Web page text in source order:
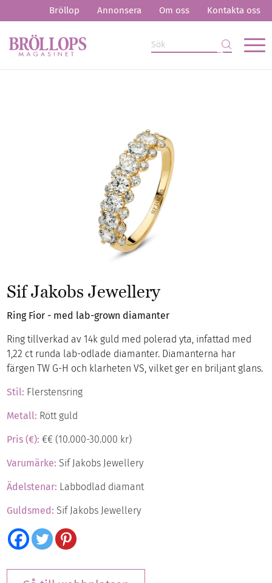
Bröllop Annonsera Om oss Kontakta oss
Sif Jakobs Jewellery
Ring Fior - med lab-grown diamanter
Ring tillverkad av 14k guld med polerad yta, infattad med
1,22 ct runda lab-odlade diamanter. Diamanterna har
färgen TW G-H och klarheten VS, vilket ger en briljant glans.
Stil: Flerstensring
Metall: Rött guld
Pris (€):€€ (10.000-30.000 kr)
Varumärke:Sif Jakobs Jewellery
Ädelstenar: Labbodlad diamant
Guldsmed:Sif Jakobs Jewellery